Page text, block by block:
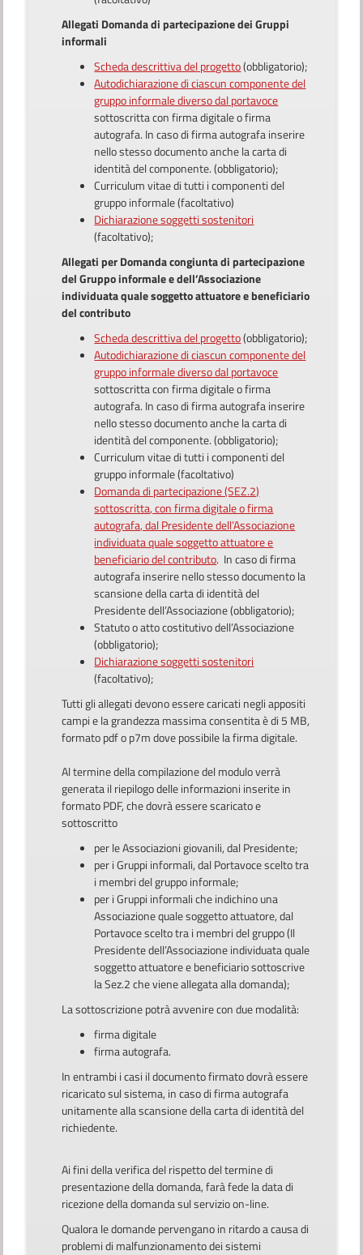
Allegati Domanda di partecipazione dei Gruppi
informali
Scheda descrittiva del progetto(obbligatorio);
Autodichiarazione di ciascun componente del
gruppo informale diverso dal portavoce
sottoscritta con firma digitale o firma
autografa. In caso di firma autografa inserire
nello stesso documento anche la carta di
identità del componente. (obbligatorio);
Curriculum vitae di tutti i componenti del
gruppo informale (facoltativo)
Dichiarazione soggetti sostenitori
(facoltativo);
Allegati per Domanda congiunta di partecipazione
del Gruppo informale e dell’Associazione
individuata quale soggetto attuatore e beneficiario
del contributo
Scheda descrittiva del progetto(obbligatorio);
Autodichiarazione di ciascun componente del
gruppo informale diverso dal portavoce
sottoscritta con firma digitale o firma
autografa. In caso di firma autografa inserire
nello stesso documento anche la carta di
identità del componente. (obbligatorio);
Curriculum vitae di tutti i componenti del
gruppo informale (facoltativo)
Domanda di partecipazione (SEZ.2)
sottoscritta, con firma digitale o firma
autografa, dal Presidente dell’Associazione
individuata quale soggetto attuatore e
beneficiario del contributo. In caso di firma
autografa inserire nello stesso documento la
scansione della carta di identità del
Presidente dell’Associazione (obbligatorio);
Statuto o atto costitutivo dell’Associazione
(obbligatorio);
Dichiarazione soggetti sostenitori
(facoltativo);
Tutti gli allegati devono essere caricati negli appositi
campi e la grandezza massima consentita è di 5 MB,
formato pdf o p7m dove possibile la firma digitale.
Al termine della compilazione del modulo verrà
generata il riepilogo delle informazioni inserite in
formato PDF, che dovrà essere scaricato e
sottoscritto
per le Associazioni giovanili, dal Presidente;
per i Gruppi informali, dal Portavoce scelto tra
i membri del gruppo informale;
per i Gruppi informali che indichino una
Associazione quale soggetto attuatore, dal
Portavoce scelto tra i membri del gruppo (Il
Presidente dell’Associazione individuata quale
soggetto attuatore e beneficiario sottoscrive
la Sez.2 che viene allegata alla domanda);
La sottoscrizione potrà avvenire con due modalità:
firma digitale
firma autografa.
In entrambi i casi il documento firmato dovrà essere
ricaricato sul sistema, in caso di firma autografa
unitamente alla scansione della carta di identità del
richiedente.
Ai fini della verifica del rispetto del termine di
presentazione della domanda, farà fede la data di
ricezione della domanda sul servizio on-line.
Qualora le domande pervengano in ritardo a causa di
problemi di malfunzionamento dei sistemi